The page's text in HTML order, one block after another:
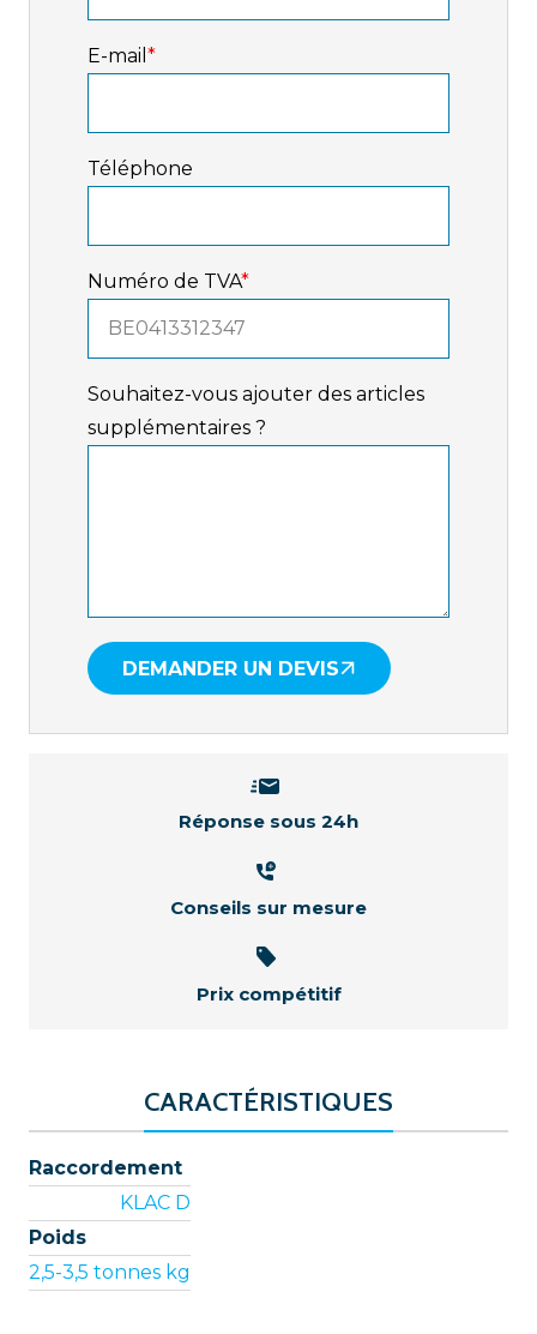
E-mail *
Téléphone
Numéro de TVA*
Souhaitez-vous ajouter des articles
supplémentaires ?
DEMANDER UN DEVIS
Réponse sous 24h
Conseils sur mesure
Prix compétitif
CARACTÉRISTIQUES
Raccordement
KLAC D
Poids
2,5-3,5 tonnes kg